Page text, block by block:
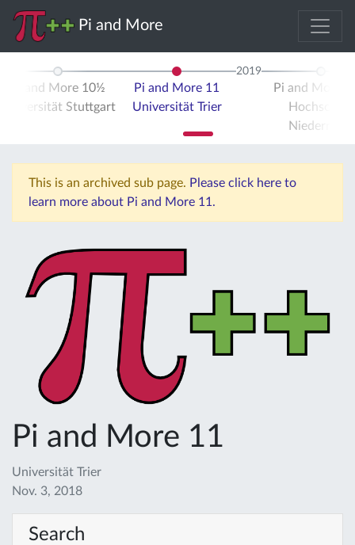
Pi and More
Pi and More 10½
Universität Stuttgart
Pi and More 11
Universität Trier
2019
Pi and More
Hochschule
Niederrhein
This is an archived sub page. Please click here to
learn more about Pi and More 11.
Pi and More 11
Universität Trier
Nov. 3, 2018
Search